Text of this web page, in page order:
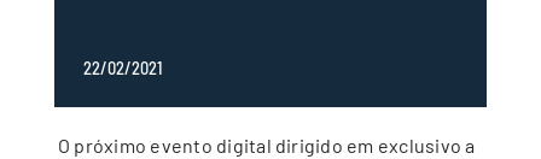
22/02/2021
O próximo evento digital dirigido em exclusivo a